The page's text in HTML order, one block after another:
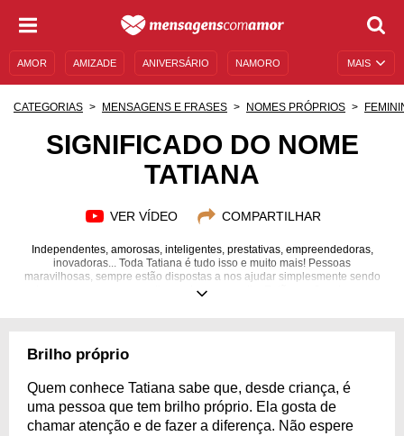
MAIS
AMOR AMIZADE ANIVERSÁRIO NAMORO
MENSAGENS DE ANIVERSÁRIO
CATEGORIAS MENSAGENS E FRASES NOMES PRÓPRIOS
SIGNIFICADO DO NOME
TATIANA
VER VÍDEO COMPARTILHAR
Independentes, amorosas, inteligentes, prestativas, empreendedoras,
inovadoras... Toda Tatiana é tudo isso e muito mais! Pessoas
maravilhosas, sempre estão dispostas a nos ajudar simplesmente sendo
elas mesmas, sempre melhorando o nosso dia. Então confira algumas
Brilho próprio
Quem conhece Tatiana sabe que, desde criança, é
uma pessoa que tem brilho próprio. Ela gosta de
chamar atenção e de fazer a diferença. Não espere